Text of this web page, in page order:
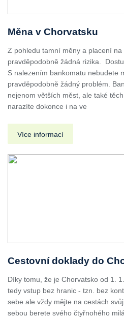
Měna v Chorvatsku
Z pohledu tamní měny a placení
pravděpodobně žádná rizika.
S nalezením bankomatu nebudete
pravděpodobně žádný problém.
nejenom větších měst, ale také
narazíte dokonce i na ve
Více informací
Cestovní doklady do
Díky tomu, že je Chorvatsko od 1.
tedy vstup bez hranic - tzn. bez
sebe ale vždy mějte na cestách
sebou berete svého čtyřnohého